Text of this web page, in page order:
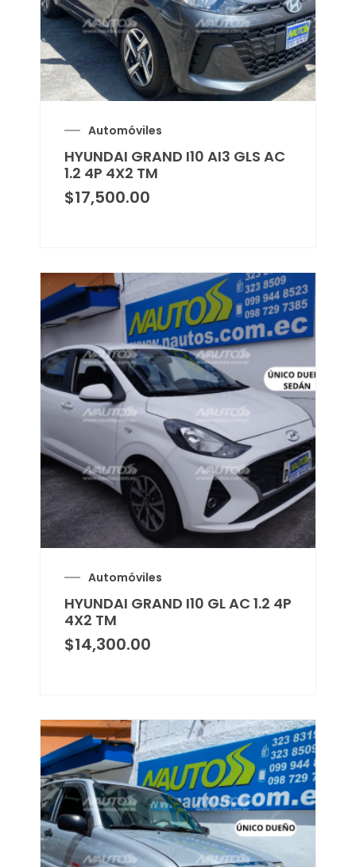
Automóviles
HYUNDAI GRAND I10 AI3 GLS AC
1.2 4P 4X2 TM
$17,500.00
Automóviles
HYUNDAI GRAND I10 GL AC 1.2 4P
4X2 TM
$14,300.00